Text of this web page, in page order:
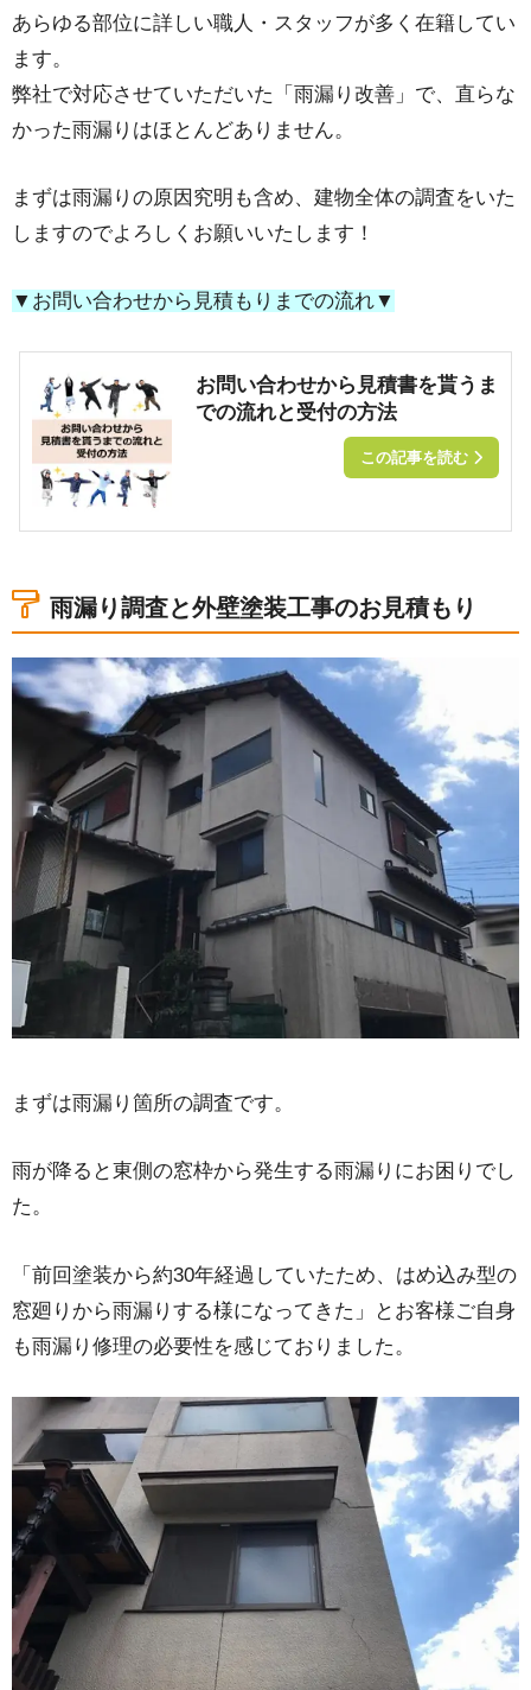
あらゆる部位に詳しい職人・スタッフが多く在籍してい
ます。
弊社で対応させていただいた「雨漏り改善」で、直らな
かった雨漏りはほとんどありません。
まずは雨漏りの原因究明も含め、建物全体の調査をいた
しますのでよろしくお願いいたします！
▼お問い合わせから見積もりまでの流れ▼
お問い合わせから見積書を貰うま
での流れと受付の方法
この記事を読む
雨漏り調査と外壁塗装工事のお見積もり
まずは雨漏り箇所の調査です。
雨が降ると東側の窓枠から発生する雨漏りにお困りでし
た。
「前回塗装から約30年経過していたため、はめ込み型の
窓廻りから雨漏りする様になってきた」とお客様ご自身
も雨漏り修理の必要性を感じておりました。